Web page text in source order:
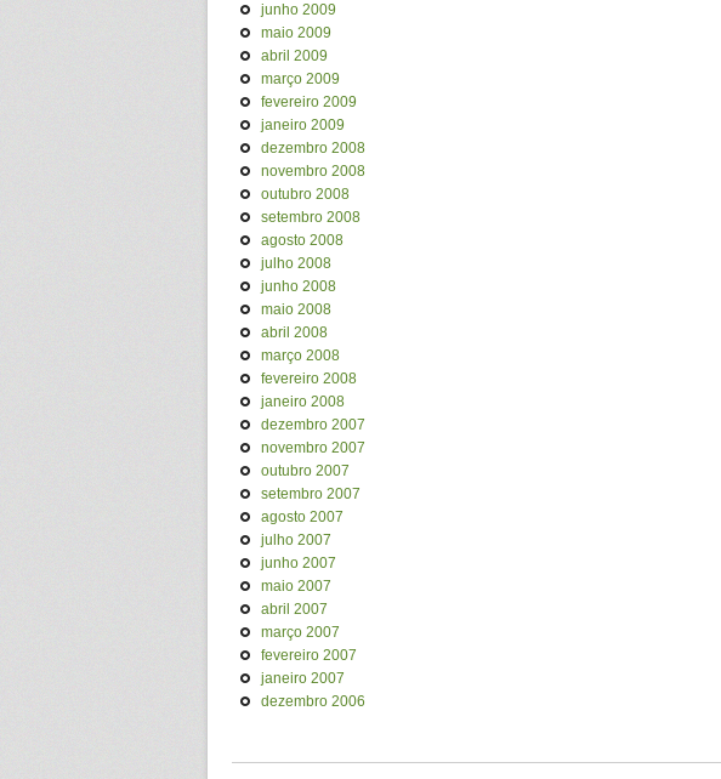
junho 2009
maio 2009
abril 2009
março 2009
fevereiro 2009
janeiro 2009
dezembro 2008
novembro 2008
outubro 2008
setembro 2008
agosto 2008
julho 2008
junho 2008
maio 2008
abril 2008
março 2008
fevereiro 2008
janeiro 2008
dezembro 2007
novembro 2007
outubro 2007
setembro 2007
agosto 2007
julho 2007
junho 2007
maio 2007
abril 2007
março 2007
fevereiro 2007
janeiro 2007
dezembro 2006